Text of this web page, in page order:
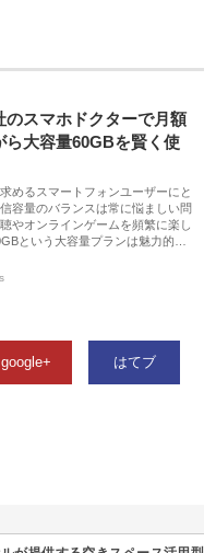
のスマホドクターで月額
ら大容量60GBを賢く使
めるスマートフォンユーザーにと
容量のバランスは常に悩ましい問
やオンラインゲームを頻繁に楽し
という大容量プランは魅力的…
google+ はてブ